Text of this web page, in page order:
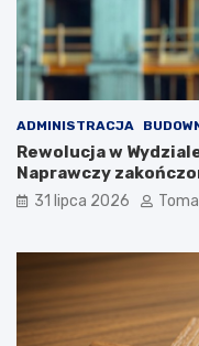
ADMINISTRACJA
Rewolucja w
Naprawczy
31 lipca 2026